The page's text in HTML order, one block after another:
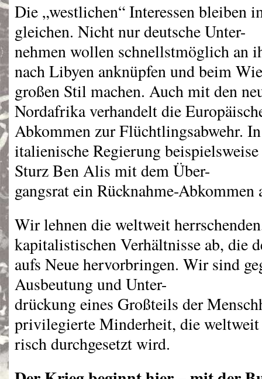
Die „westlichen“ Interessen bleiben
gleichen. Nicht nur deutsche Unter-
nehmen wollen schnellstmöglich an
nach Libyen anknüpfen und beim
großen Stil machen. Auch mit den
Nordafrika verhandelt die
Abkommen zur Flüchtlingsabwehr.
italienische Regierung
Sturz Ben Alis mit dem Über-
gangsrat ein Rücknahme-Abkommen
Wir lehnen die weltweit
kapitalistischen Verhältnisse ab, die
aufs Neue hervorbringen. Wir sind
Ausbeutung und Unter-
drückung eines Großteils der
privilegierte Minderheit, die
risch durchgesetzt wird.